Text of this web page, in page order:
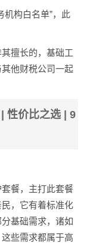
机构白名单”，此
擅长的，基础工
他财税公司一起
性价比之选 | 9
餐，主打此套餐
，它有着标准化
基础需求，诸如
些需求都属于高